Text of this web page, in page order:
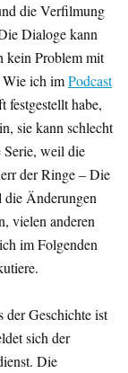
die Verfilmung
Dialoge kann
kein Problem mit
Wie ich imPodcast
festgestellt habe,
sie kann schlecht
Serie, weil die
der Ringe – Die
die Änderungen
vielen anderen
im Folgenden
Geschichte ist
sich der
Die